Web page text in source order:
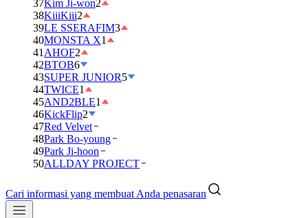
37Kim Ji-won2
38KiiiKiii2
39LE SSERAFIM3
40MONSTA X1
41 AHOF2
42BTOB6
43SUPER JUNIOR5
44TWICE1
45AND2BLE1
46KickFlip2
47Red Velvet
48Park Bo-young
49Park Ji-hoon
50ALLDAY PROJECT
Cari informasi yang membuat Anda penasaran